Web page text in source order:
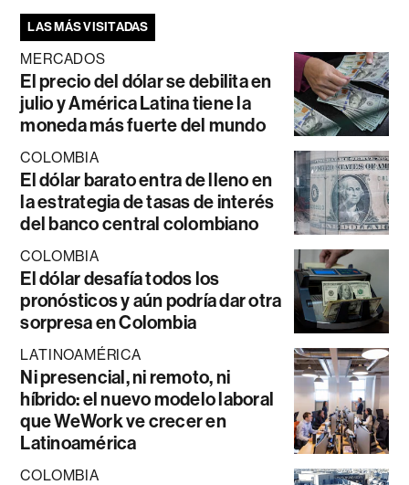
LAS MÁS VISITADAS
MERCADOS
El precio del dólar se debilita en
julio y América Latina tiene la
moneda más fuerte del mundo
COLOMBIA
El dólar barato entra de lleno en
la estrategia de tasas de interés
del banco central colombiano
COLOMBIA
El dólar desafía todos los
pronósticos y aún podría dar otra
sorpresa en Colombia
LATINOAMÉRICA
Ni presencial, ni remoto, ni
híbrido: el nuevo modelo laboral
que WeWork ve crecer en
Latinoamérica
COLOMBIA